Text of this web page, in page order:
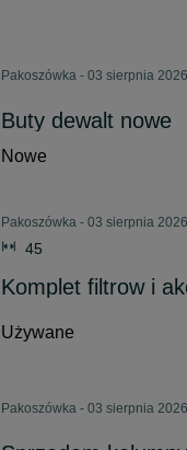
Pakoszówka - 03 sierpnia 2026
Buty dewalt nowe
Nowe
Pakoszówka - 03 sierpnia 2026
45
Komplet filtrow i
Używane
Pakoszówka - 03 sierpnia 2026